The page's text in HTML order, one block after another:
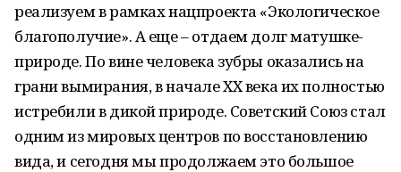
реализуем в рамках нацпроекта «Экологическое
благополучие». А еще – отдаем долг матушке-
природе. По вине человека зубры оказались на
грани вымирания, в начале XX века их полностью
истребили в дикой природе. Советский Союз стал
одним из мировых центров по восстановлению
вида, и сегодня мы продолжаем это большое